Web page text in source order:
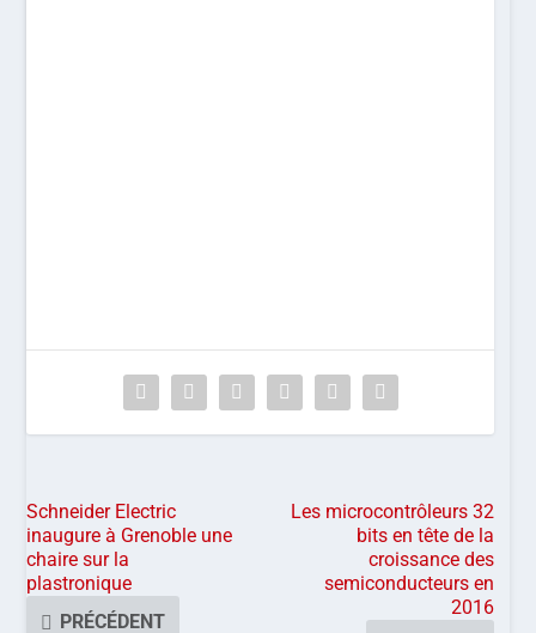
Schneider Electric
inaugure à Grenoble une
chaire sur la
plastronique
PRÉCÉDENT
Les microcontrôleurs 32
bits en tête de la
croissance des
semiconducteurs en
2016